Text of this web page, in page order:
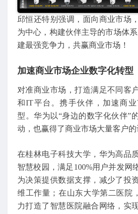
邱恒还特别强调，面向商业市场
为中心，构建伙伴主导的市场体
建最强竞争力，共赢商业市场！
加速商业市场企业数字化转型
对准商业市场，打造满足不同客
和IT平台。携手伙伴，加速商
型。华为以“身边的数字化伙伴”
动，也赢得了商业市场大量客户的
在桂林电子科技大学，华为高品
智慧校园，满足100%用户并发网
为决策提供数据支撑，减少了投
维工作量；在山东大学第二医院
力打造了智慧医院融合网络，实